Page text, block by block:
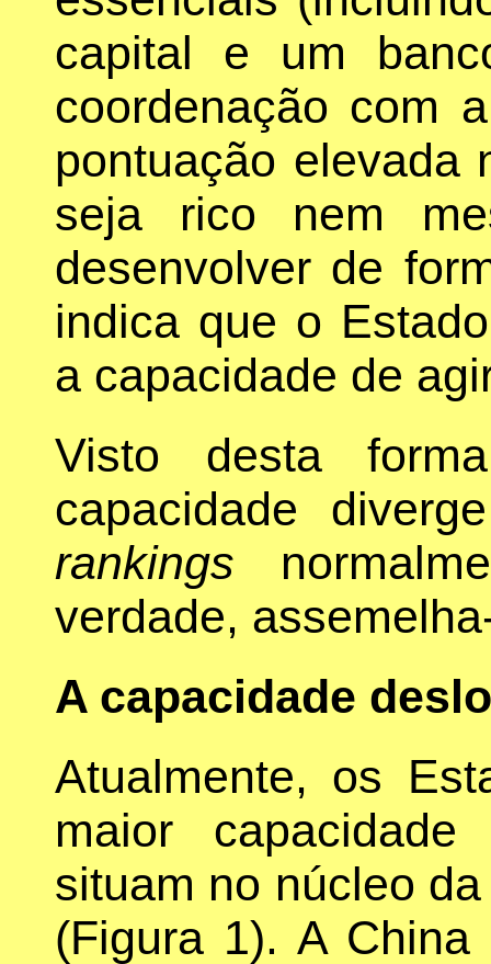
capital e um
coordenação com
pontuação elevada
seja rico nem
desenvolver de
indica que o
a capacidade de
Visto desta
capacidade
rankings
verdade,
A capacidade
Atualmente, os
maior
situam no núcleo
(Figura 1). A